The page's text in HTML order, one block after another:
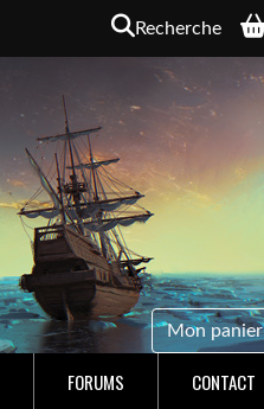
Recherche
Mon panier
FORUMS CONTACT